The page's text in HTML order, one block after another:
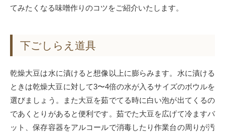
てみたくなる味噌作りのコツをご紹介いたします。
下ごしらえ道具
乾燥大豆は水に漬けると想像以上に膨らみます。水に漬ける
ときは乾燥大豆に対して3〜4倍の水が入るサイズのボウルを
選びましょう。また大豆を茹でてる時に白い泡が出てくるの
であくとりがあると便利です。茹でた大豆を広げて冷ますバ
ット、保存容器をアルコールで消毒したり作業台の周りが汚